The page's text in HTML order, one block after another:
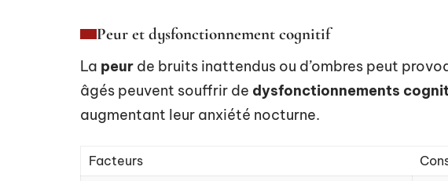
Peur et dysfonctionnement cognitif
La peur de bruits inattendus ou d’ombres peut
âgés peuvent souffrir de dysfonctionnements
augmentant leur anxiété nocturne.
Facteurs